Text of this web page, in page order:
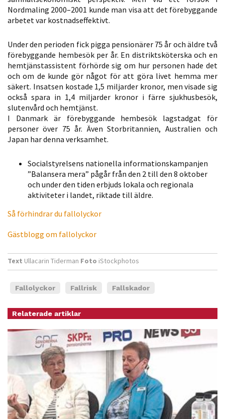
Nordmaling 2000–2001 kunde man visa att det förebyggande
arbetet var kostnadseffektivt.
Under den perioden fick pigga pensionärer 75 år och äldre två
förebyggande hembesök per år. En distriktsköterska och en
hemtjänstassistent förhörde sig om hur personen hade det
och om de kunde gör något för att göra livet hemma mer
säkert. Insatsen kostade 1,5 miljarder kronor, men visade sig
också spara in 1,4 miljarder kronor i färre sjukhusbesök,
slutenvård och hemtjänst.
I Danmark är förebyggande hembesök lagstadgat för
personer över 75 år. Även Storbritannien, Australien och
Japan har denna verksamhet.
Socialstyrelsens nationella informationskampanjen
”Balansera mera” pågår från den 2 till den 8 oktober
och under den tiden erbjuds lokala och regionala
aktiviteter i landet, riktade till äldre.
Så förhindrar du fallolyckor
Gästblogg om fallolyckor
Text Ullacarin Tiderman Foto iStockphotos
Fallolyckor Fallrisk Fallskador
Relaterade artiklar